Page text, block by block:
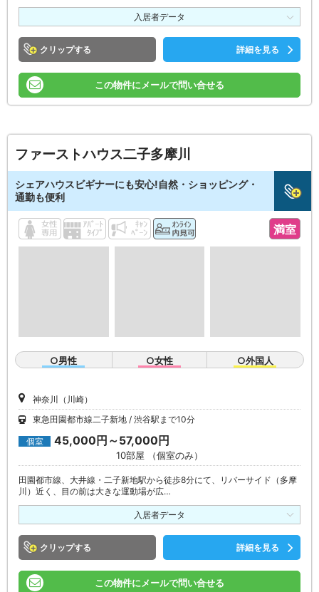
入居者データ
クリップ 詳細を見る
この物件にメールで問い合せる
ファーストハウス二子多摩川
シェアハウスビギナーにも安心!自然・ショッピング・
通勤も便利
満室
○男性 ○女性 ○外国人
神奈川（川崎）
東急田園都市線二子新地
渋谷駅まで10分
個室 45,000円～57,000円
10部屋 （個室のみ）
田園都市線、大井線・二子新地駅から徒歩8分にて、リバーサイド（多摩
川）近く、目の前は大きな運動場が広…
入居者データ
クリップ 詳細を見る
この物件にメールで問い合せる